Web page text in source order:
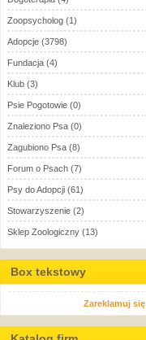
Zoopsycholog (1)
Adopcje (3798)
Fundacja (4)
Klub (3)
Psie Pogotowie (0)
Znaleziono Psa (0)
Zagubiono Psa (8)
Forum o Psach (7)
Psy do Adopcji (61)
Stowarzyszenie (2)
Sklep Zoologiczny (13)
Box tekstowy
Zareklamuj się